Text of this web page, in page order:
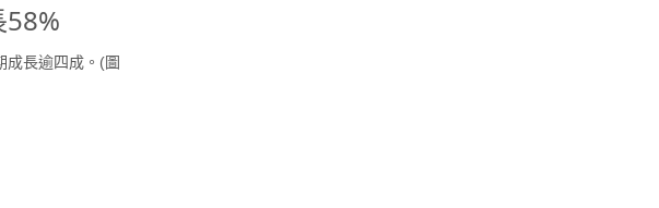
成長逾四成。(圖